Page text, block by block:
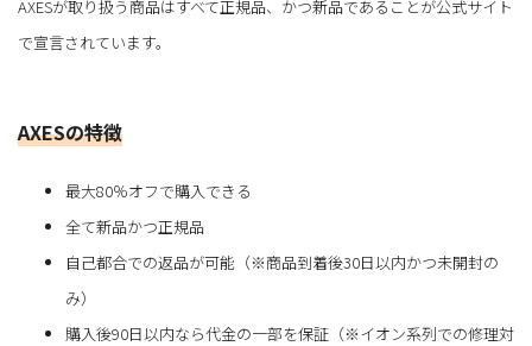
AXESが取り扱う商品はすべて正規品、かつ新品であることが公式サイト
で宣言されています。
AXESの特徴
最大80％オフで購入できる
全て新品かつ正規品
自己都合での返品が可能（※商品到着後30日以内かつ未開封の
み）
購入後90日以内なら代金の一部を保証（※イオン系列での修理対